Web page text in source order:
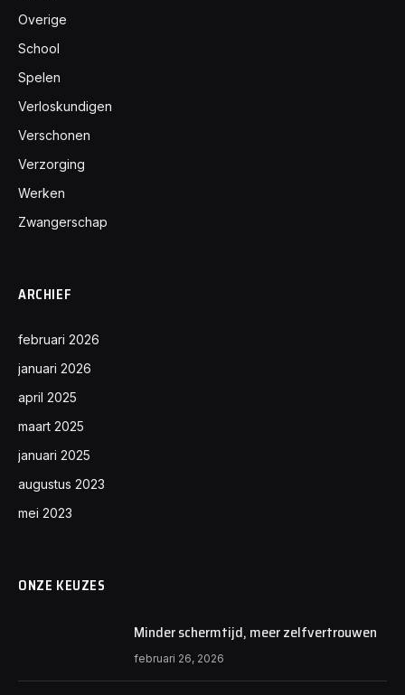
Overige
School
Spelen
Verloskundigen
Verschonen
Verzorging
Werken
Zwangerschap
ARCHIEF
februari 2026
januari 2026
april 2025
maart 2025
januari 2025
augustus 2023
mei 2023
ONZE KEUZES
Minder schermtijd, meer zelfvertrouwen
februari 26, 2026